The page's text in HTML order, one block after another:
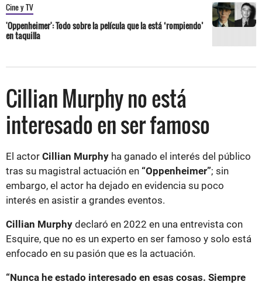
Cine y TV
'Oppenheimer': Todo sobre la película que la está ‘rompiendo’
en taquilla
Cillian Murphy no está
interesado en ser famoso
El actor Cillian Murphy ha ganado el interés del público
tras su magistral actuación en “Oppenheimer”; sin
embargo, el actor ha dejado en evidencia su poco
interés en asistir a grandes eventos.
Cillian Murphy declaró en 2022 en una entrevista con
Esquire, que no es un experto en ser famoso y solo está
enfocado en su pasión que es la actuación.
“Nunca he estado interesado en esas cosas. Siempre